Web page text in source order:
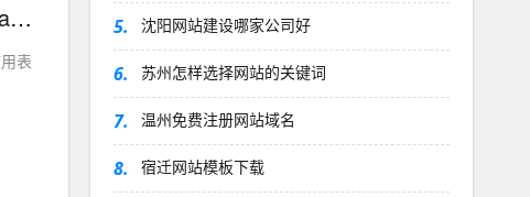
南阳网站备案信息查询HttPqmF87Zqu&amp;amp;amp;amp;amp;amp;amp;amp;amp;amp;amp;amp;amp;amp;amp;amp;amp;amp;amp;amp;amp;amp;amp;amp;amp;amp;amp;amp;amp;amp;amp;amp;amp;amp;amp;amp;amp;amp;amp;amp;amp;amp;amp;amp;amp;#39; OR 497=(SELECT 497 FROM PG_SLEEP(15))"}
表
5. 沈阳网站建设哪家公司好
6. 苏州怎样选择网站的关键词
7. 温州免费注册网站域名
8. 宿迁网站模板下载